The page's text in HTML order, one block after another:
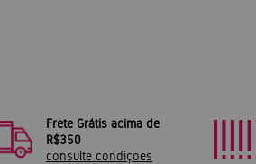
Frete Grátis acima de
R$350
consulte condiçoes